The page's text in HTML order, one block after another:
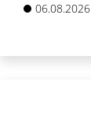
06.08.2026